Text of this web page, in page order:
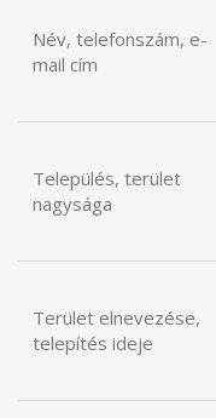
Név, telefonszám, e-
mail cím
Település, terület
nagysága
Terület elnevezése,
telepítés ideje